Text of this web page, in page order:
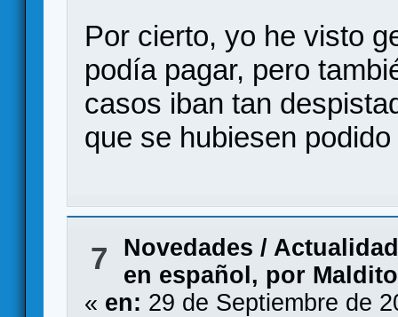
Por cierto, yo he visto
podía pagar, pero
casos iban tan
que se hubiesen
7
Novedades / Actualidad
en español, por
« en: 29 de Septiembre de